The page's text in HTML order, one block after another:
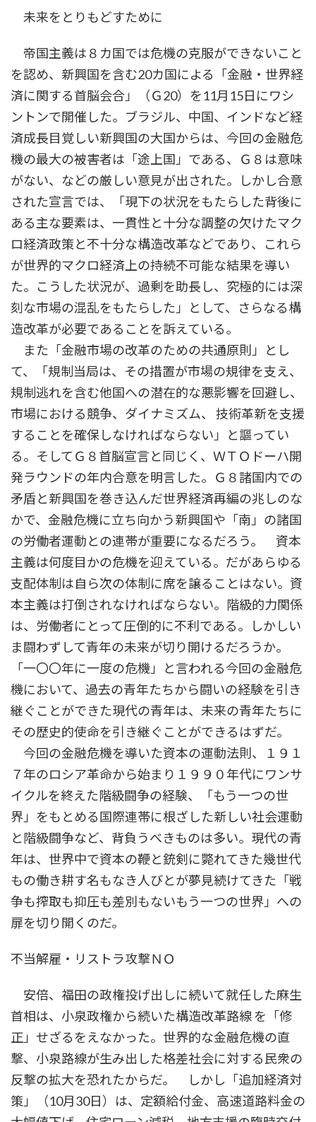
未来をとりもどすために
帝国主義は８カ国では危機の克服ができないこと
を認め、新興国を含む20カ国による「金融・世界経
済に関する首脳会合」（Ｇ20）を11月15日にワシ
ントンで開催した。ブラジル、中国、インドなど経
済成長目覚しい新興国の大国からは、今回の金融危
機の最大の被害者は「途上国」である、Ｇ８は意味
がない、などの厳しい意見が出された。しかし合意
された宣言では、「現下の状況をもたらした背後に
ある主な要素は、一貫性と十分な調整の欠けたマク
ロ経済政策と不十分な構造改革などであり、これら
が世界的マクロ経済上の持続不可能な結果を導い
た。こうした状況が、過剰を助長し、究極的には深
刻な市場の混乱をもたらした」として、さらなる構
造改革が必要であることを訴えている。
また「金融市場の改革のための共通原則」とし
て、「規制当局は、その措置が市場の規律を支え、
規制逃れを含む他国への潜在的な悪影響を回避し、
市場における競争、ダイナミズム、 技術革新を支援
することを確保しなければならない」と謳ってい
る。そしてＧ８首脳宣言と同じく、ＷＴＯドーハ開
発ラウンドの年内合意を明言した。Ｇ８諸国内での
矛盾と新興国を巻き込んだ世界経済再編の兆しのな
かで、金融危機に立ち向かう新興国や「南」の諸国
の労働者運動との連帯が重要になるだろう。 資本
主義は何度目かの危機を迎えている。だがあらゆる
支配体制は自ら次の体制に席を譲ることはない。資
本主義は打倒されなければならない。階級的力関係
は、労働者にとって圧倒的に不利である。しかしい
ま闘わずして青年の未来が切り開けるだろうか。
「一〇〇年に一度の危機」と言われる今回の金融危
機において、過去の青年たちから闘いの経験を引き
継ぐことができた現代の青年は、未来の青年たちに
その歴史的使命を引き継ぐことができるはずだ。
今回の金融危機を導いた資本の運動法則、１９１
７年のロシア革命から始まり１９９０年代にワンサ
イクルを終えた階級闘争の経験、「もう一つの世
界」をもとめる国際連帯に根ざした新しい社会運動
と階級闘争など、背負うべきものは多い。現代の青
年は、世界中で資本の鞭と銃剣に斃れてきた幾世代
もの働き耕す名もなき人びとが夢見続けてきた「戦
争も搾取も抑圧も差別もないもう一つの世界」への
扉を切り開くのだ。
不当解雇・リストラ攻撃ＮＯ
安倍、福田の政権投げ出しに続いて就任した麻生
首相は、小泉政権から続いた構造改革路線 を「修
正」せざるをえなかった。世界的な金融危機の直
撃、小泉路線が生み出した格差社会に対する民衆の
反撃の拡大を恐れたからだ。 しかし「追加経済対
策」（10月30日）は、定額給付金、高速道路料金の